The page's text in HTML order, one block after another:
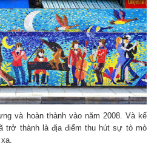
và hoàn thành vào năm 2008. Và kể
trở thành là địa điểm thu hút sự tò mò